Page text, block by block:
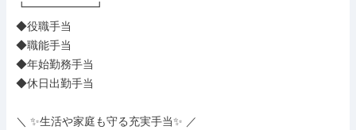
┗━━━━━━┛
◆役職手当
◆職能手当
◆年始勤務手当
◆休日出勤手当
＼ ✨生活や家庭も守る充実手当✨ ／